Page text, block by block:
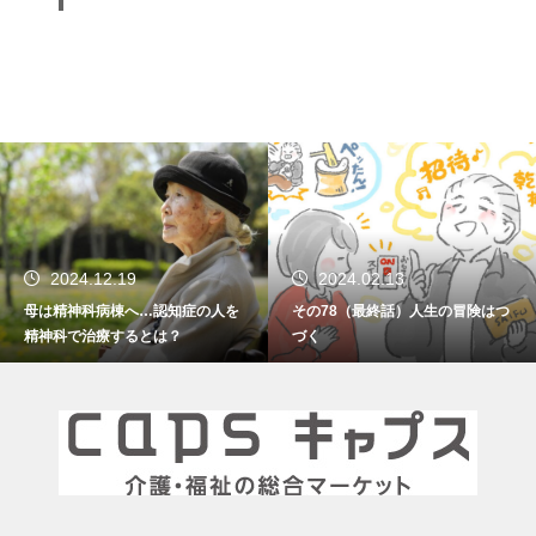
2024.02.13
その78（最終話）人生の冒険はつ
づく
2024.01.15
その77 振り返れば笑門来福